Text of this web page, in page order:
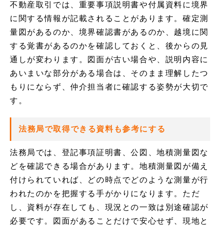
不動産取引では、重要事項説明書や付属資料に境界
に関する情報が記載されることがあります。確定測
量図があるのか、境界確認書があるのか、越境に関
する覚書があるのかを確認しておくと、後からの見
通しが変わります。図面が古い場合や、説明内容に
あいまいな部分がある場合は、そのまま理解したつ
もりにならず、仲介担当者に確認する姿勢が大切で
す。
法務局で取得できる資料も参考にする
法務局では、登記事項証明書、公図、地積測量図な
どを確認できる場合があります。地積測量図が備え
付けられていれば、どの時点でどのような測量が行
われたのかを把握する手がかりになります。ただ
し、資料が存在しても、現況との一致は別途確認が
必要です。図面があることだけで安心せず、現地と